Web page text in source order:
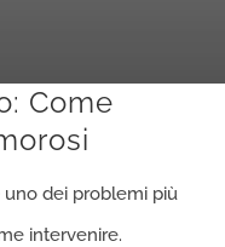
Come
uno dei problemi più
intervenire.